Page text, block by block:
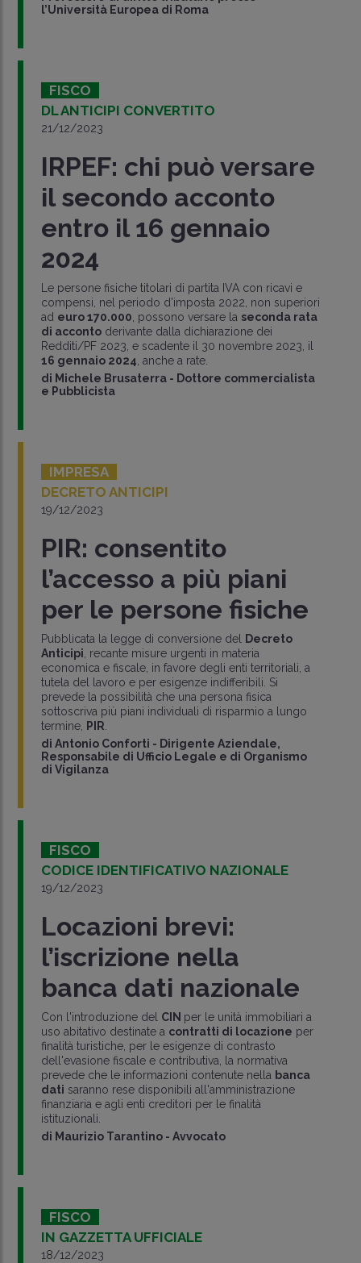
l’Università Europea di Roma
FISCO
DL ANTICIPI CONVERTITO
21/12/2023
IRPEF: chi può versare
il secondo acconto
entro il 16 gennaio
2024
Le persone fisiche titolari di partita IVA con ricavi e
compensi, nel periodo d'imposta 2022, non superiori
ad euro 170.000 , possono versare la seconda rata
di accontoderivante dalla dichiarazione dei
Redditi/PF 2023, e scadente il 30 novembre 2023, il
16 gennaio 2024 , anche a rate.
di Michele Brusaterra - Dottore commercialista
e Pubblicista
IMPRESA
DECRETO ANTICIPI
19/12/2023
PIR: consentito
l’accesso a più piani
per le persone fisiche
Pubblicata la legge di conversione del
Decreto
Anticipi , recante misure urgenti in materia
economica e fiscale, in favore degli enti territoriali, a
tutela del lavoro e per esigenze indifferibili. Si
prevede la possibilità che una persona fisica
sottoscriva più piani individuali di risparmio a lungo
termine,
PIR
di Antonio Conforti - Dirigente Aziendale,
Responsabile di Ufficio Legale e di Organismo
di Vigilanza
FISCO
CODICE IDENTIFICATIVO NAZIONALE
19/12/2023
Locazioni brevi:
l’iscrizione nella
banca dati nazionale
Con l'introduzione del CIN per le unità immobiliari a
uso abitativo destinate a contratti di locazione per
finalità turistiche, per le esigenze di contrasto
dell'evasione fiscale e contributiva, la normativa
prevede che le informazioni contenute nella banca
dati saranno rese disponibili all'amministrazione
finanziaria e agli enti creditori per le finalità
istituzionali.
di Maurizio Tarantino - Avvocato
FISCO
IN GAZZETTA UFFICIALE
18/12/2023